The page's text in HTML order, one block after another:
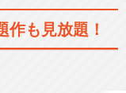
作も見放題！